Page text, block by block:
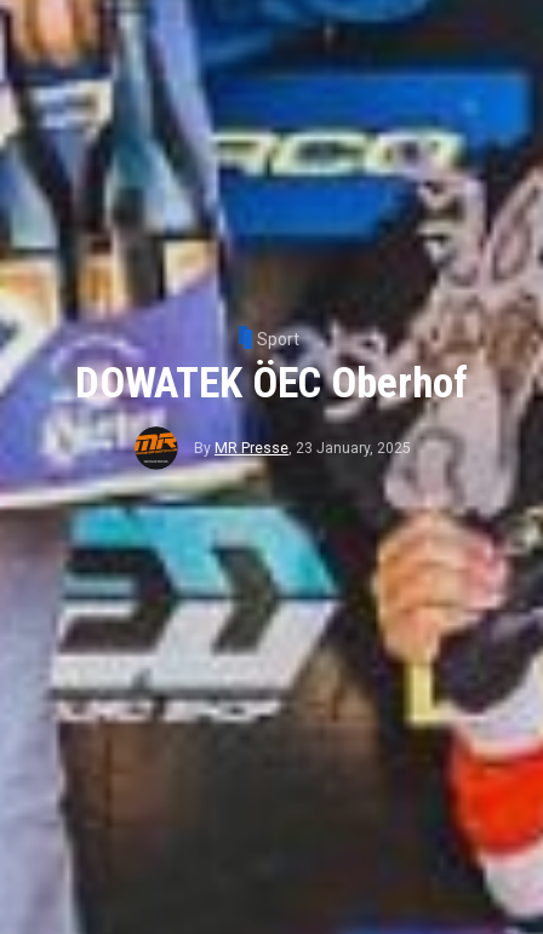
Sport
DOWATEK ÖEC Oberhof
ByMR Presse, 23 January, 2025